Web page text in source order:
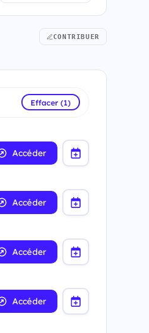
CONTRIBUER
Effacer (1)
Accéder
Accéder
Accéder
Accéder